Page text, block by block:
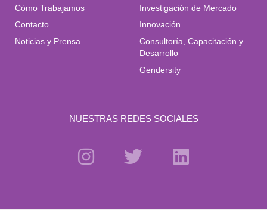
Cómo Trabajamos
Contacto
Noticias y Prensa
Investigación de Mercado
Innovación
Consultoría, Capacitación y
Desarrollo
Gendersity
NUESTRAS REDES SOCIALES